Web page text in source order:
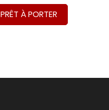
PRÊT À PORTER